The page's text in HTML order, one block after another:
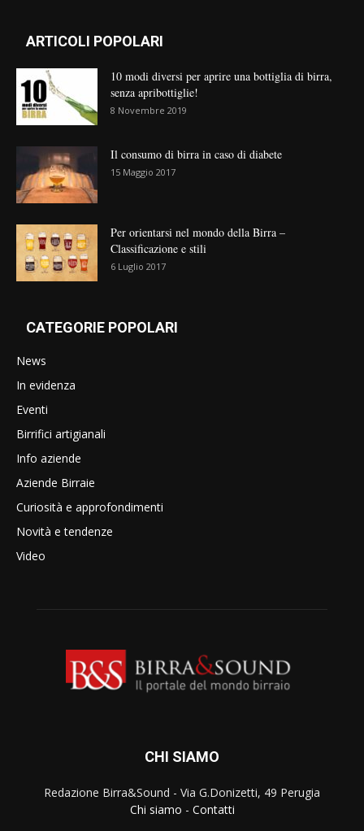
ARTICOLI POPOLARI
10 modi diversi per aprire una bottiglia di birra,
senza apribottiglie!
8 Novembre 2019
Il consumo di birra in caso di diabete
15 Maggio 2017
Per orientarsi nel mondo della Birra –
Classificazione e stili
6 Luglio 2017
CATEGORIE POPOLARI
News
In evidenza
Eventi
Birrifici artigianali
Info aziende
Aziende Birraie
Curiosità e approfondimenti
Novità e tendenze
Video
CHI SIAMO
Redazione Birra&Sound - Via G.Donizetti, 49 Perugia
Chi siamo - Contatti